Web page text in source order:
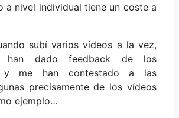
a nivel individual tiene un coste a
subí varios vídeos a la vez,
han dado feedback de los
y me han contestado a las
precisamente de los vídeos
ejemplo…